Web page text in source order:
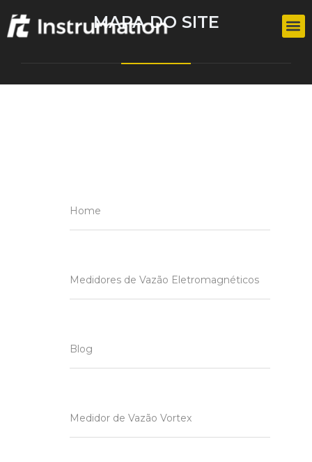
MAPA DO SITE
Home
Medidores de Vazão Eletromagnéticos
Blog
Medidor de Vazão Vortex